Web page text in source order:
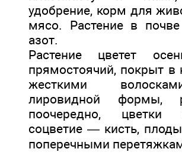
удобрение, корм для
мясо. Растение в почве
азот.
Растение цветет
прямостоячий, покрыт в
жесткими
лировидной формы,
поочередно,
соцветие — кисть,
поперечными